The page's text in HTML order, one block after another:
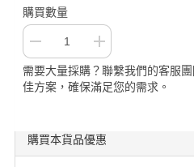
購買數量
需要大量採購？聯繫我們的客服
佳方案，確保滿足您的需求。
購買本貨品優惠